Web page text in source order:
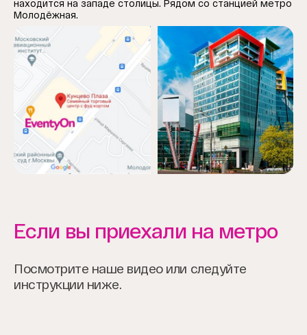
находится на западе столицы. Рядом со станцией метро
Молодёжная.
Если вы приехали на метро
Посмотрите наше видео или следуйте
инструкции ниже.